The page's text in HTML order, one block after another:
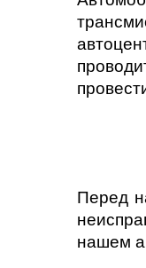
Перед
нашем